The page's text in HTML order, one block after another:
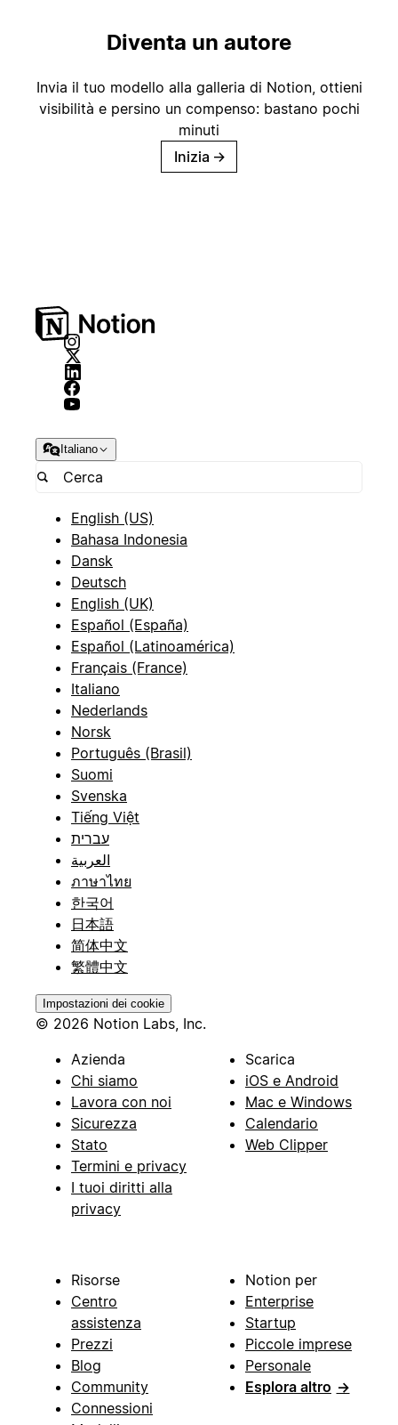
Diventa un autore
Invia il tuo modello alla galleria di Notion, ottieni
visibilità e persino un compenso: bastano pochi
minuti
Inizia →
Italiano
English (US)
Bahasa Indonesia
Dansk
Deutsch
English (UK)
Español (España)
Español (Latinoamérica)
Français (France)
Italiano
Nederlands
Norsk
Português (Brasil)
Suomi
Svenska
Tiếng Việt
עברית
العربية
ภาษาไทย
한국어
日本語
简体中文
繁體中文
Impostazioni dei cookie
© 2026 Notion Labs, Inc.
Azienda
Chi siamo
Lavora con noi
Sicurezza
Stato
Termini e privacy
I tuoi diritti alla
privacy
Scarica
iOS e Android
Mac e Windows
Calendario
Web Clipper
Risorse
Centro
assistenza
Prezzi
Blog
Community
Connessioni
Notion per
Enterprise
Startup
Piccole imprese
Personale
Esplora altro →